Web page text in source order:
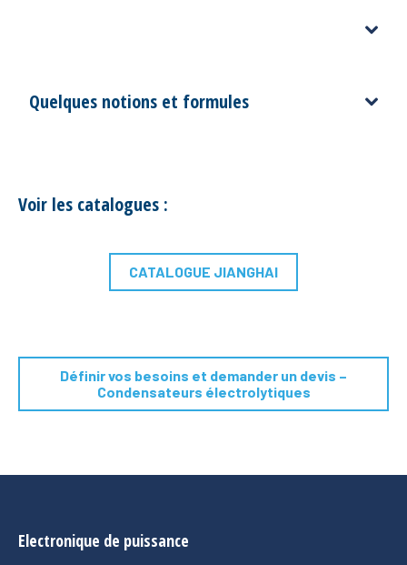
Quelques notions et formules
Voir les catalogues :
CATALOGUE JIANGHAI
Définir vos besoins et demander un devis –
Condensateurs électrolytiques
Electronique de puissance